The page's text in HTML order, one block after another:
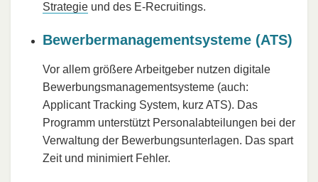
Strategie und des E-Recruitings.
Bewerbermanagementsysteme (ATS)
Vor allem größere Arbeitgeber nutzen digitale
Bewerbungsmanagementsysteme (auch:
Applicant Tracking System, kurz ATS). Das
Programm unterstützt Personalabteilungen bei der
Verwaltung der Bewerbungsunterlagen. Das spart
Zeit und minimiert Fehler.